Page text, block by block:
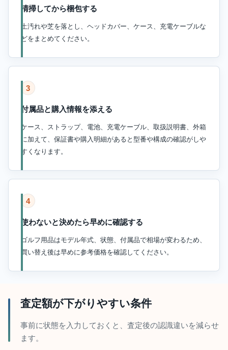
清掃してから梱包する
土汚れや芝を落とし、ヘッドカバー、ケース、充電ケーブルな
どをまとめてください。
3
付属品と購入情報を添える
ケース、ストラップ、電池、充電ケーブル、取扱説明書、外箱
に加えて、保証書や購入明細があると型番や構成の確認がしや
すくなります。
4
使わないと決めたら早めに確認する
ゴルフ用品はモデル年式、状態、付属品で相場が変わるため、
買い替え後は早めに参考価格を確認してください。
査定額が下がりやすい条件
事前に状態を入力しておくと、査定後の認識違いを減らせ
ます。